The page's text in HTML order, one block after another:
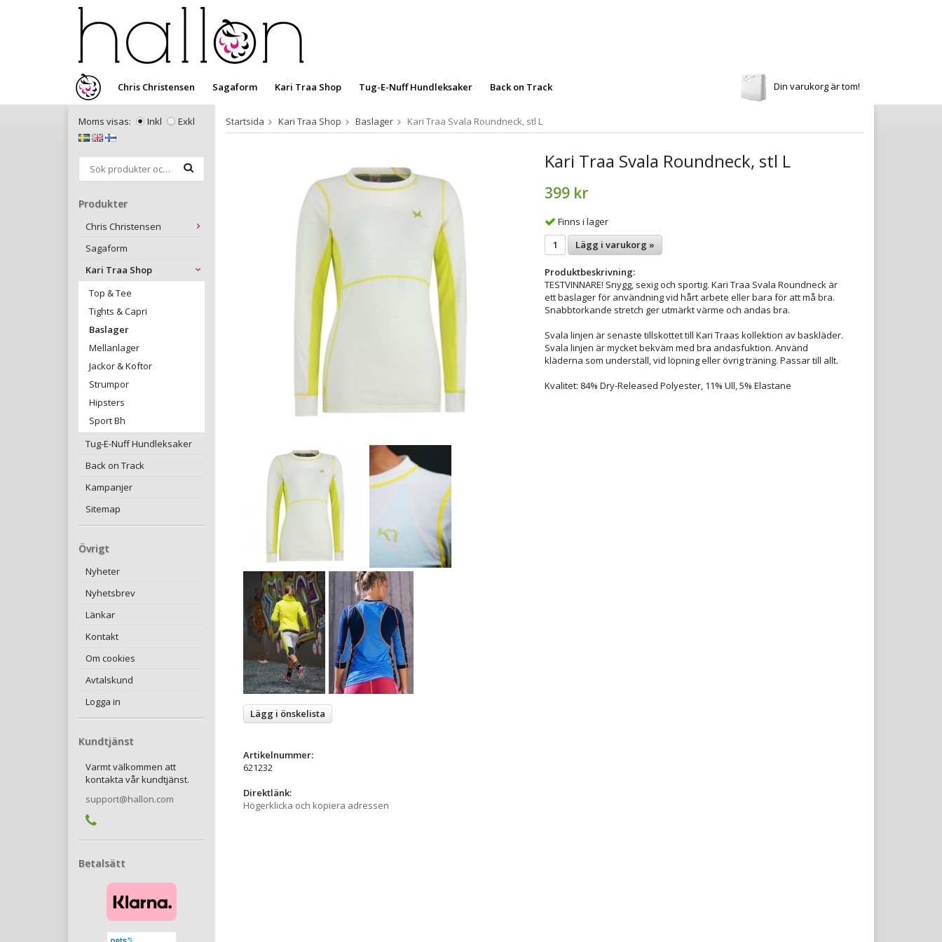
Chris Christensen Sagaform Kari Traa Shop Tug-E-Nuff Hundleksaker Back on Track Din varukorg är tom!
Moms visas: Inkl Exkl
Produkter
Chris Christensen
Sagaform
Kari Traa Shop
Top & Tee
Tights & Capri
Baslager
Mellanlager
Jackor & Koftor
Strumpor
Hipsters
Sport Bh
Tug-E-Nuff Hundleksaker
Back on Track
Kampanjer
Sitemap
Övrigt
Nyheter
Nyhetsbrev
Länkar
Kontakt
Om cookies
Avtalskund
Logga in
Kundtjänst
Varmt välkommen att
kontakta vår kundtjänst.
support@hallon.com
Betalsätt
Startsida Kari Traa Shop Baslager Kari Traa Svala Roundneck, stl L
Kari Traa Svala Roundneck, stl L
399 kr
Finns i lager
Lägg i varukorg »
Produktbeskrivning:
TESTVINNARE! Snygg, sexig och sportig. Kari Traa Svala Roundneck är
ett baslager för användning vid hårt arbete eller bara för att må bra.
Snabbtorkande stretch ger utmärkt värme och andas bra.
Svala linjen är senaste tillskottet till Kari Traas kollektion av baskläder.
Svala linjen är mycket bekväm med bra andasfuktion. Använd
kläderna som underställ, vid löpning eller övrig träning. Passar till allt.
Kvalitet: 84% Dry-Released Polyester, 11% Ull, 5% Elastane
Lägg i önskelista
Artikelnummer:
621232
Direktlänk:
Högerklicka och kopiera adressen